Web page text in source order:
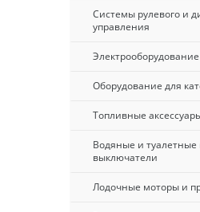
Системы рулевого и
управления
Электрооборудование
Оборудование для
Топливные
Водяные и
выключатели
Лодочные моторы и